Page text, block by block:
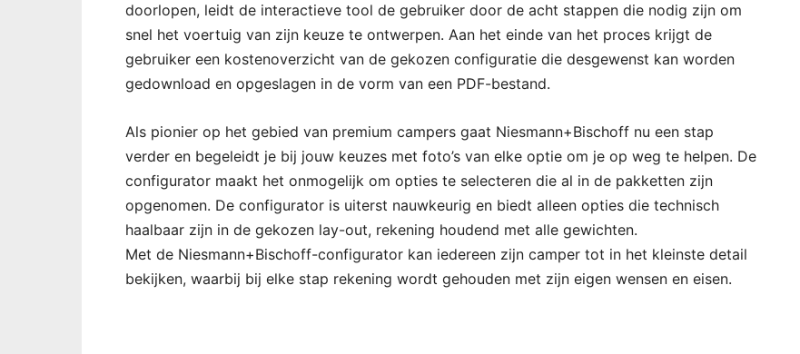
doorlopen, leidt de interactieve tool de gebruiker door de acht stappen die nodig zijn om
snel het voertuig van zijn keuze te ontwerpen. Aan het einde van het proces krijgt de
gebruiker een kostenoverzicht van de gekozen configuratie die desgewenst kan worden
gedownload en opgeslagen in de vorm van een PDF-bestand.
Als pionier op het gebied van premium campers gaat Niesmann+Bischoff nu een stap
verder en begeleidt je bij jouw keuzes met foto’s van elke optie om je op weg te helpen. De
configurator maakt het onmogelijk om opties te selecteren die al in de pakketten zijn
opgenomen. De configurator is uiterst nauwkeurig en biedt alleen opties die technisch
haalbaar zijn in de gekozen lay-out, rekening houdend met alle gewichten.
Met de Niesmann+Bischoff-configurator kan iedereen zijn camper tot in het kleinste detail
bekijken, waarbij bij elke stap rekening wordt gehouden met zijn eigen wensen en eisen.